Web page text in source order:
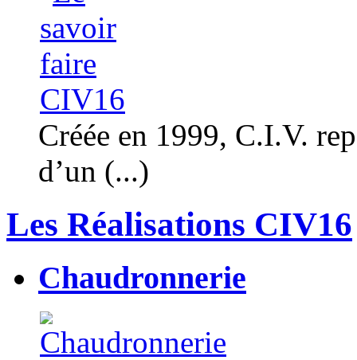
Créée en 1999, C.I.V.
d’un (...)
Les Réalisations CIV16
Chaudronnerie